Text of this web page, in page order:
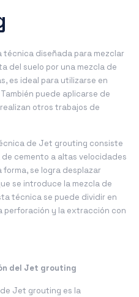
técnica diseñada para mezclar
del suelo por una mezcla de
es ideal para utilizarse en
puede aplicarse de
otros trabajos de
de Jet grouting consiste
cemento a altas velocidades
forma, se logra desplazar
se introduce la mezcla de
técnica se puede dividir en
perforación y la extracción con
del Jet grouting
Jet grouting es la